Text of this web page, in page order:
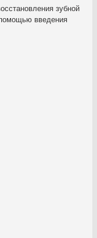
зубной
введения